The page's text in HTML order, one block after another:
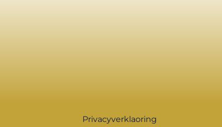
Privacyverklaoring